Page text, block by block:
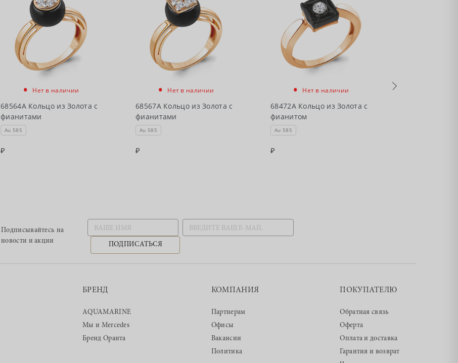
• Нет в наличии
68564А Кольцо из Золота с
фианитами
Au 585
• Нет в наличии
68567А Кольцо из Золота с
фианитами
Au 585
• Нет в наличии
68472А Кольцо из Золота с
фианитом
Au 585
Подписывайтесь на
новости и акции
ПОДПИСАТЬСЯ
БРЕНД
AQUAMARINE
Мы и Mercedes
Бренд Оранта
КОМПАНИЯ
Партнерам
Офисы
Вакансии
Политика
ПОКУПАТЕЛЮ
Обратная связь
Оферта
Оплата и доставка
Гарантия и возврат